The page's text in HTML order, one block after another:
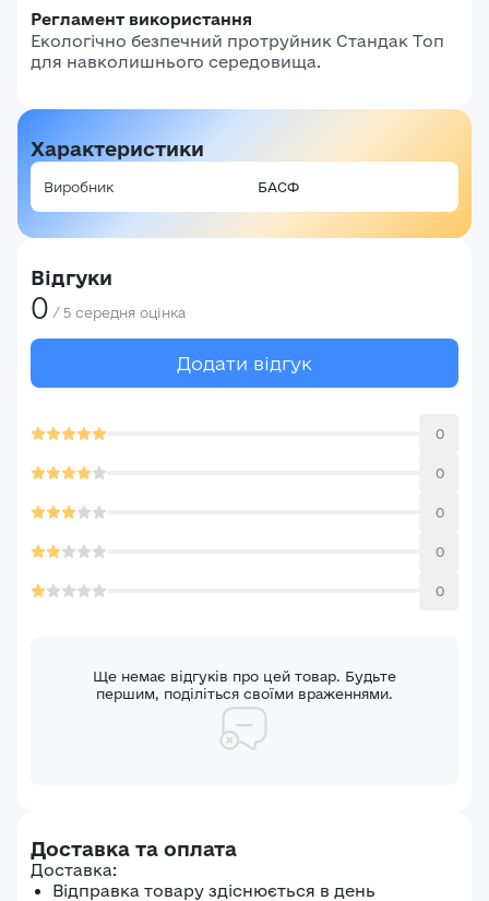
Регламент використання
Екологічно безпечний протруйник Стандак Топ
для навколишнього середовища.
Характеристики
Виробник БАСФ
Відгуки
0 / 5 середня оцінка
Додати відгук
0
0
0
0
0
Ще немає відгуків про цей товар. Будьте
першим, поділіться своїми враженнями.
Доставка та оплата
Доставка:
Відправка товару здіснюється в день
Ваші враження*
E-mail*
Забули пароль?